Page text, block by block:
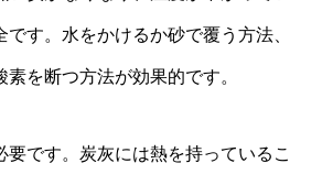
す。水をかけるか砂で覆う方法、
を断つ方法が効果的です。
要です。炭灰には熱を持っているこ